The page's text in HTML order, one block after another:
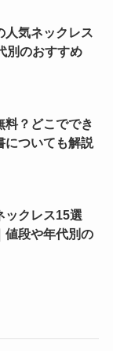
人気ネックレス
別のおすすめ
料？どこででき
についても解説
ックレス15選
値段や年代別の